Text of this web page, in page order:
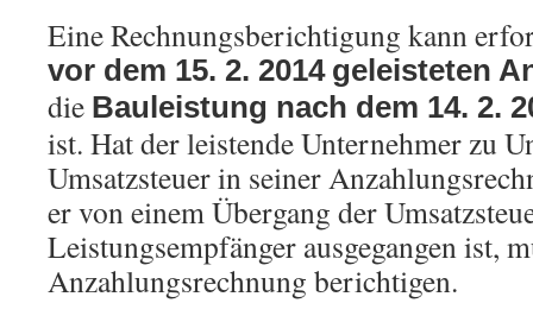
Eine Rechnungsberichtigung kann
vor dem 15. 2. 2014 geleisteten
die Bauleistung nach dem 14. 2.
ist. Hat der leistende Unternehmer zu
Umsatzsteuer in seiner
er von einem Übergang der
Leistungsempfänger ausgegangen ist,
Anzahlungsrechnung berichtigen.